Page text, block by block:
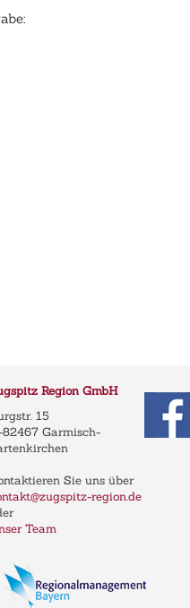
Region GmbH
15
82467 Garmisch-
Sie uns über
region.de
Team